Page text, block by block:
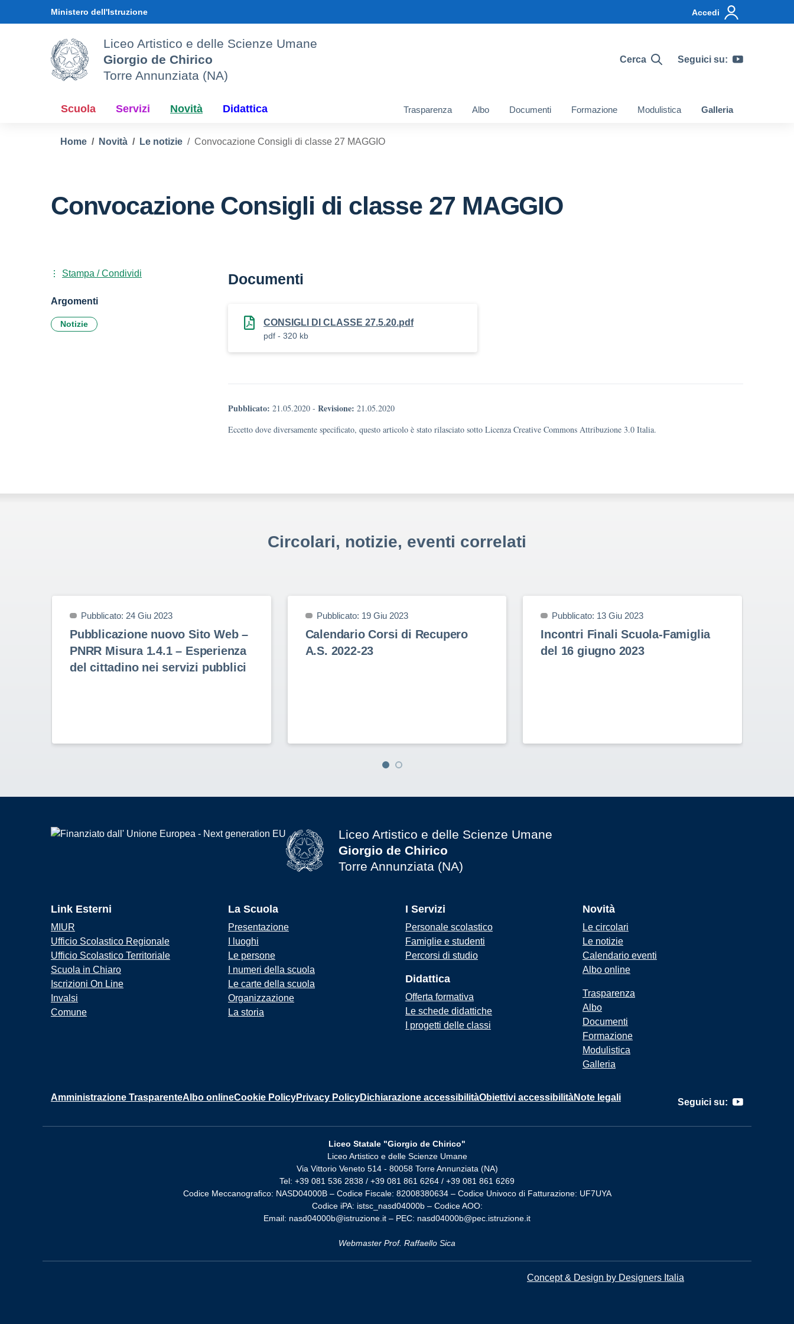
Ministero dell'Istruzione Accedi
Liceo Artistico e delle Scienze Umane
Giorgio de Chirico
Torre Annunziata (NA)
Cerca Seguici su:
Scuola Servizi Novità Didattica Trasparenza Albo Documenti Formazione Modulistica Galleria
Home Novità Le notizie Convocazione Consigli di classe 27 MAGGIO
Convocazione Consigli di classe 27 MAGGIO
Documenti
CONSIGLI DI CLASSE 27.5.20.pdf
pdf - 320 kb
Pubblicato: 21.05.2020 - Revisione: 21.05.2020
Eccetto dove diversamente specificato, questo articolo è stato rilasciato sotto Licenza Creative Commons Attribuzione 3.0 Italia.
Stampa / Condividi
Argomenti
Notizie
Circolari, notizie, eventi correlati
Pubblicato: 24 Giu 2023
Pubblicazione nuovo Sito Web –
PNRR Misura 1.4.1 – Esperienza
del cittadino nei servizi pubblici
Pubblicato: 19 Giu 2023
Calendario Corsi di Recupero
A.S. 2022-23
Pubblicato: 13 Giu 2023
Incontri Finali Scuola-Famiglia
del 16 giugno 2023
Liceo Artistico e delle Scienze Umane
Giorgio de Chirico
Torre Annunziata (NA)
Link Esterni
MIUR
Ufficio Scolastico Regionale
Ufficio Scolastico Territoriale
Scuola in Chiaro
Iscrizioni On Line
Invalsi
Comune
La Scuola
Presentazione
I luoghi
Le persone
I numeri della scuola
Le carte della scuola
Organizzazione
La storia
I Servizi
Personale scolastico
Famiglie e studenti
Percorsi di studio
Didattica
Offerta formativa
Le schede didattiche
I progetti delle classi
Novità
Le circolari
Le notizie
Calendario eventi
Albo online
Trasparenza
Albo
Documenti
Formazione
Modulistica
Galleria
Amministrazione TrasparenteAlbo onlineCookie PolicyPrivacy PolicyDichiarazione accessibilitàObiettivi accessibilitàNote legali Seguici su:
Liceo Statale "Giorgio de Chirico"
Liceo Artistico e delle Scienze Umane
Via Vittorio Veneto 514 - 80058 Torre Annunziata (NA)
Tel: +39 081 536 2838 / +39 081 861 6264 / +39 081 861 6269
Codice Meccanografico: NASD04000B – Codice Fiscale: 82008380634 – Codice Univoco di Fatturazione: UF7UYA
Codice iPA: istsc_nasd04000b – Codice AOO:
Email: nasd04000b@istruzione.it – PEC: nasd04000b@pec.istruzione.it
Webmaster Prof. Raffaello Sica
Concept & Design by Designers Italia